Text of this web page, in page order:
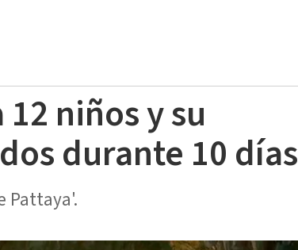
niños y su
durante 10 días
Pattaya'.